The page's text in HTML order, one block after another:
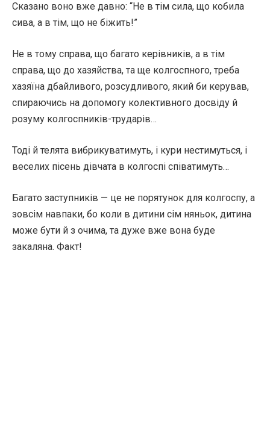
Сказано воно вже давно: “Не в тім сила, що кобила
сива, а в тім, що не біжить!”
Не в тому справа, що багато керівників, а в тім
справа, що до хазяйства, та ще колгоспного, треба
хазяїна дбайливого, розсудливого, який би керував,
спираючись на допомогу колективного досвіду й
розуму колгоспників-трударів…
Тоді й телята вибрикуватимуть, і кури нестимуться, і
веселих пісень дівчата в колгоспі співатимуть…
Багато заступників — це не порятунок для колгоспу, а
зовсім навпаки, бо коли в дитини сім няньок, дитина
може бути й з очима, та дуже вже вона буде
закаляна. Факт!